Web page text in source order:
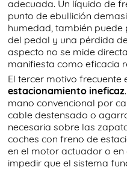
adecuada. Un líquido de
punto de ebullición
humedad, también
del pedal y una pérdida
aspecto no se mide
manifiesta como eficacia
El tercer motivo frecuente
estacionamiento ineficaz
mano convencional por
cable destensado o
necesaria sobre las
coches con freno de
en el motor actuador o
impedir que el sistema